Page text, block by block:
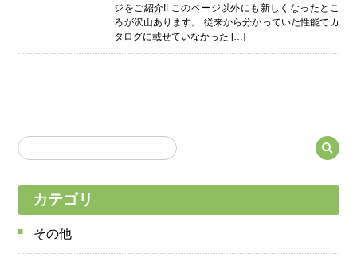
ジをご紹介!! このページ以外にも新しくなったとこ
ろが沢山あります。 従来から分かっていた性能でカ
タログに載せていなかった […]
カテゴリ
その他